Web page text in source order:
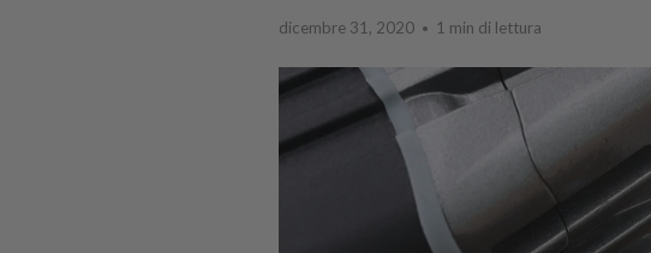
dicembre 31, 2020 1 min di lettura